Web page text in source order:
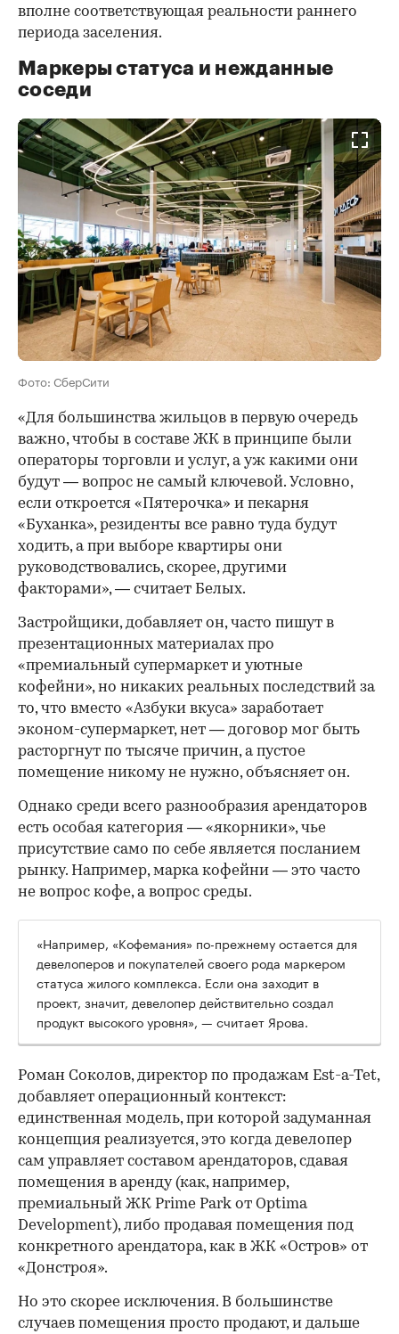
вполне соответствующая реальности раннего
периода заселения.
Маркеры статуса и нежданные
соседи
Фото: СберСити
«Для большинства жильцов в первую очередь
важно, чтобы в составе ЖК в принципе были
операторы торговли и услуг, а уж какими они
будут — вопрос не самый ключевой. Условно,
если откроется «Пятерочка» и пекарня
«Буханка», резиденты все равно туда будут
ходить, а при выборе квартиры они
руководствовались, скорее, другими
факторами», — считает Белых.
Застройщики, добавляет он, часто пишут в
презентационных материалах про
«премиальный супермаркет и уютные
кофейни», но никаких реальных последствий за
то, что вместо «Азбуки вкуса» заработает
эконом-супермаркет, нет — договор мог быть
расторгнут по тысяче причин, а пустое
помещение никому не нужно, объясняет он.
Однако среди всего разнообразия арендаторов
есть особая категория — «якорники», чье
присутствие само по себе является посланием
рынку. Например, марка кофейни — это часто
не вопрос кофе, а вопрос среды.
«Например, «Кофемания» по-прежнему остается для
девелоперов и покупателей своего рода маркером
статуса жилого комплекса. Если она заходит в
проект, значит, девелопер действительно создал
продукт высокого уровня», — считает Ярова.
Роман Соколов, директор по продажам Est-a-Tet,
добавляет операционный контекст:
единственная модель, при которой задуманная
концепция реализуется, это когда девелопер
сам управляет составом арендаторов, сдавая
помещения в аренду (как, например,
премиальный ЖК Prime Park от Optima
Development), либо продавая помещения под
конкретного арендатора, как в ЖК «Остров» от
«Донстроя».
Но это скорее исключения. В большинстве
случаев помещения просто продают, и дальше